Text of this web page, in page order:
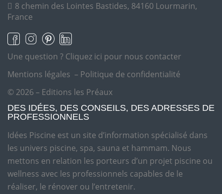
8 chemin des Lointes Bastides, 84160 Lourmarin,
France
Une question ? Cliquez ici pour nous contacter
Mentions légales – Politique de confidentialité
© 2026 – Editions les Préaux
DES IDÉES, DES CONSEILS, DES ADRESSES DE
PROFESSIONNELS
Idées Piscine est un site d’information spécialisé dans
les univers piscine, spa, sauna et hammam. Nous
mettons en relation les porteurs d’un projet piscine ou
wellness avec les professionnels capables de le
réaliser, le rénover ou l’entretenir.